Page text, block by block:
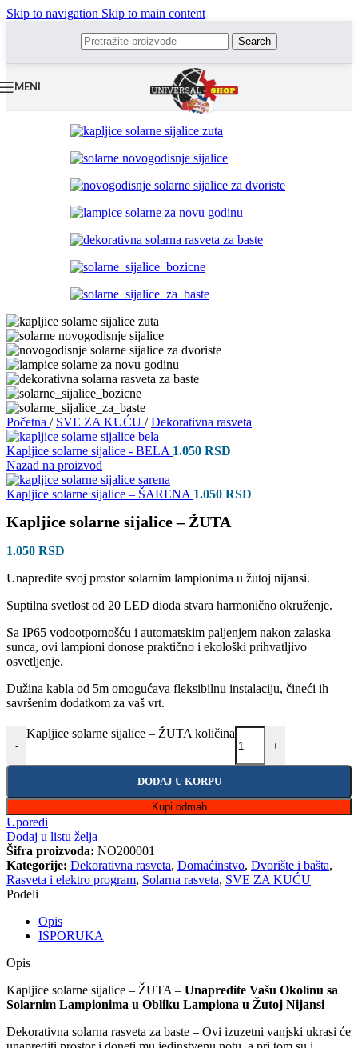
Skip to navigation Skip to main content
Search
MENI
Početna / SVE ZA KUĆU / Dekorativna rasveta
Kapljice solarne sijalice - BELA 1.050 RSD
Nazad na proizvod
Kapljice solarne sijalice – ŠARENA 1.050 RSD
Kapljice solarne sijalice – ŽUTA
1.050 RSD
Unapredite svoj prostor solarnim lampionima u žutoj nijansi.
Suptilna svetlost od 20 LED dioda stvara harmonično okruženje.
Sa IP65 vodootpornošću i automatskim paljenjem nakon zalaska
sunca, ovi lampioni donose praktično i ekološki prihvatljivo
osvetljenje.
Dužina kabla od 5m omogućava fleksibilnu instalaciju, čineći ih
savršenim dodatkom za vaš vrt.
-
Kapljice solarne sijalice – ŽUTA količina
+
DODAJ U KORPU
Kupi odmah
Uporedi
Dodaj u listu želja
Šifra proizvoda: NO200001
Kategorije: Dekorativna rasveta, Domaćinstvo, Dvorište i bašta,
Rasveta i elektro program, Solarna rasveta, SVE ZA KUĆU
Podeli
Opis
ISPORUKA
Opis
Kapljice solarne sijalice – ŽUTA – Unapredite Vašu Okolinu sa
Solarnim Lampionima u Obliku Lampiona u Žutoj Nijansi
Dekorativna solarna rasveta za baste – Ovi izuzetni vanjski ukrasi će